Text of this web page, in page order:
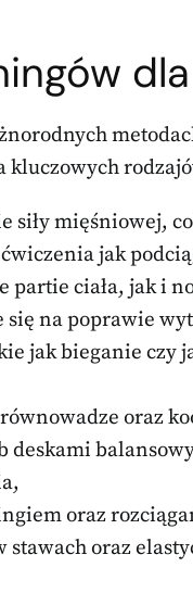
kluczowych
siły mięśniowej,
jak
partie ciała, jak i
na poprawie
jak bieganie czy
oraz
oraz
oraz